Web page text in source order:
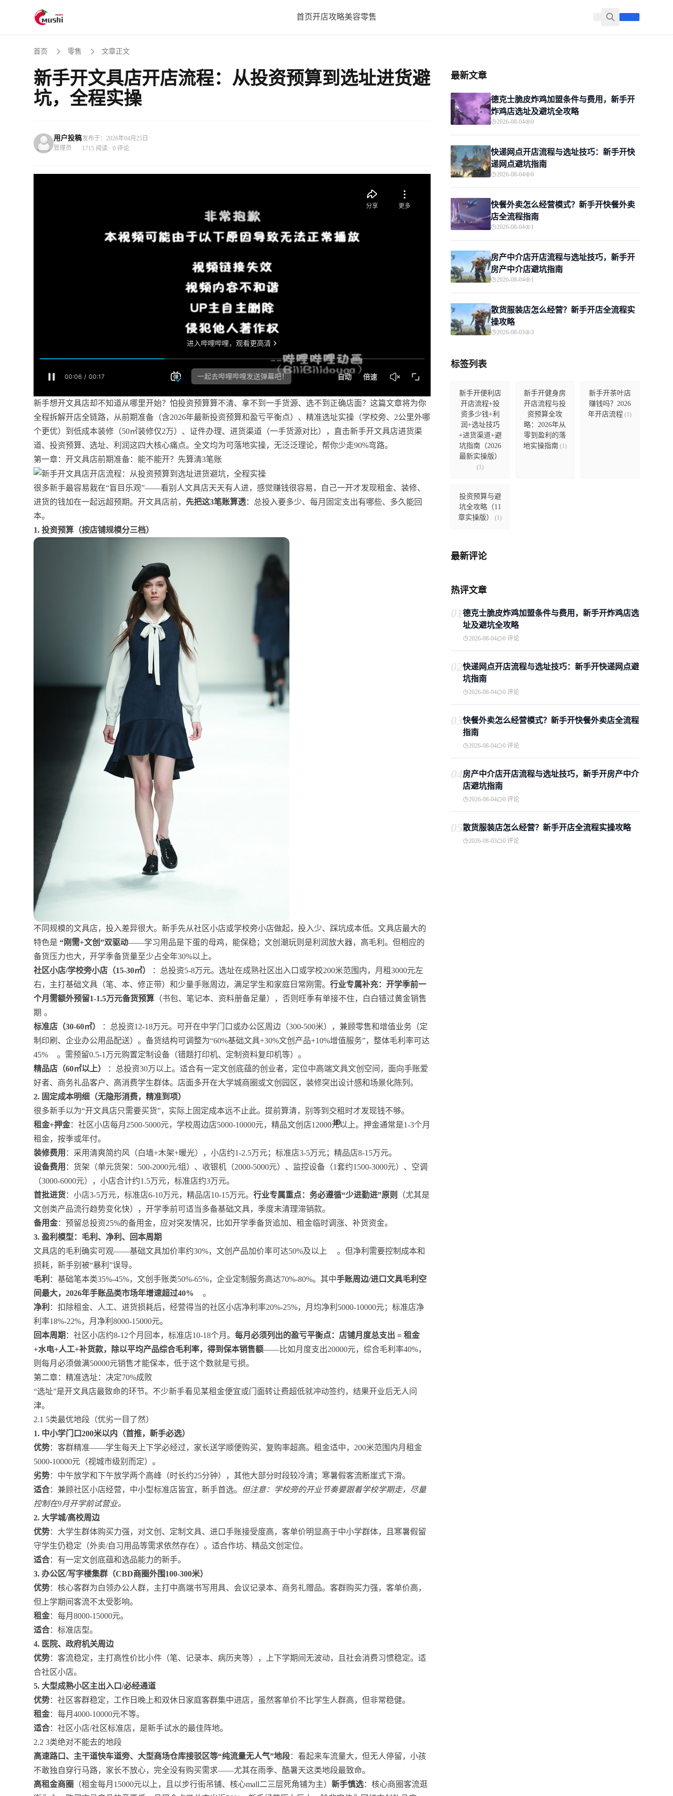
首页开店攻略美容零售
首页 零售 文章正文
新手开文具店开店流程：从投资预算到选址进货避
坑，全程实操
用户投稿
管理员
发布于：2026年04月25日
1715 阅读 · 0 评论
新手想开文具店却不知道从哪里开始？怕投资预算算不清、拿不到一手货源、选不到正确店面？这篇文章将为你
全程拆解开店全链路，从前期准备（含2026年最新投资预算和盈亏平衡点）、精准选址实操（学校旁、2公里外哪
个更优）到低成本装修（50㎡装修仅2万）、证件办理、进货渠道（一手货源对比），直击新手开文具店进货渠
道、投资预算、选址、利润这四大核心痛点。全文均为可落地实操，无泛泛理论，帮你少走90%弯路。
第一章：开文具店前期准备：能不能开？先算清3笔账
很多新手最容易栽在“盲目乐观”——看别人文具店天天有人进，感觉赚钱很容易，自己一开才发现租金、装修、
进货的钱加在一起远超预期。开文具店前， 先把这3笔账算透：总投入要多少、每月固定支出有哪些、多久能回
本。
1. 投资预算（按店铺规模分三档）
不同规模的文具店，投入差异很大。新手先从社区小店或学校旁小店做起，投入少、踩坑成本低。文具店最大的
特色是“刚需+文创”双驱动——学习用品是下蛋的母鸡，能保稳；文创潮玩则是利润放大器，高毛利。但相应的
备货压力也大，开学季备货量至少占全年30%以上。
社区小店/学校旁小店（15-30㎡）
：总投资5-8万元。选址在成熟社区出入口或学校200米范围内，月租3000元左
右，主打基础文具（笔、本、修正带）和少量手账周边，满足学生和家庭日常刚需。行业专属补充：开学季前一
个月需额外预留1-1.5万元备货预算 （书包、笔记本、资料册备足量），否则旺季有单接不住，白白错过黄金销售
期 。
标准店（30-60㎡）
：总投资12-18万元。可开在中学门口或办公区周边（300-500米），兼顾零售和增值业务（定
制印刷、企业办公用品配送）。备货结构可调整为“60%基础文具+30%文创产品+10%增值服务”，整体毛利率可达
45%
1
。需预留0.5-1万元购置定制设备（错题打印机、定制资料复印机等）。
精品店（60㎡以上）
：总投资30万以上。适合有一定文创底蕴的创业者，定位中高端文具文创空间，面向手账爱
好者、商务礼品客户、高消费学生群体。店面多开在大学城商圈或文创园区，装修突出设计感和场景化陈列。
2. 固定成本明细（无隐形消费，精准到项）
很多新手以为“开文具店只需要买货”，实际上固定成本远不止此。提前算清，别等到交租时才发现钱不够。
租金+押金：社区小店每月2500-5000元，学校周边店5000-10000元，精品文创店12000元以上。押金通常是1-3个月
租金，按季或年付。
装修费用 ：采用清爽简约风（白墙+木架+暖光），小店约1-2.5万元；标准店3-5万元；精品店8-15万元。
设备费用 ：货架（单元货架：500-2000元/组）、收银机（2000-5000元）、监控设备（1套约1500-3000元）、空调
（3000-6000元），小店合计约1.5万元，标准店约3万元。
首批进货：小店3-5万元，标准店6-10万元，精品店10-15万元。行业专属重点：务必遵循“少进勤进”原则
（尤其是
文创类产品流行趋势变化快），开学季前可适当多备基础文具，季度末清理滞销款。
备用金：预留总投资25%的备用金，应对突发情况，比如开学季备货追加、租金临时调涨、补货资金。
3. 盈利模型：毛利、净利、回本周期
文具店的毛利确实可观——基础文具加价率约30%，文创产品加价率可达50%及以上
10
。但净利需要控制成本和
损耗，新手别被“暴利”误导。
毛利 ：基础笔本类35%-45%，文创手账类50%-65%，企业定制服务高达70%-80%。其中手账周边/进口文具毛利空
间最大，2026年手账品类市场年增速超过40%
1
。
净利 ：扣除租金、人工、进货损耗后，经营得当的社区小店净利率20%-25%，月均净利5000-10000元；标准店净
利率18%-22%，月净利8000-15000元。
回本周期 ：社区小店约8-12个月回本，标准店10-18个月。每月必须列出的盈亏平衡点：店铺月度总支出 = 租金
+水电+人工+补货款，除以平均产品综合毛利率，得到保本销售额——比如月度支出20000元，综合毛利率40%，
则每月必须做满50000元销售才能保本，低于这个数就是亏损。
第二章：精准选址：决定70%成败
“选址”是开文具店最致命的环节。不少新手看见某租金便宜或门面转让费超低就冲动签约，结果开业后无人问
津。
2.1 5类最优地段（优劣一目了然）
1. 中小学门口200米以内（首推，新手必选）
优势：客群精准——学生每天上下学必经过，家长送学顺便购买，复购率超高。租金适中，200米范围内月租金
5000-10000元（视城市级别而定）。
劣势：中午放学和下午放学两个高峰（时长约25分钟），其他大部分时段较冷清；寒暑假客流断崖式下滑。
适合：兼顾社区小店经营，中小型标准店皆宜，新手首选。
但注意：学校旁的开业节奏要跟着学校学期走，尽量
控制在9月开学前试营业。
2. 大学城/高校周边
优势：大学生群体购买力强，对文创、定制文具、进口手账接受度高，客单价明显高于中小学群体，且寒暑假留
守学生仍稳定（外卖/自习用品等需求依然存在）。适合作坊、精品文创定位。
适合：有一定文创底蕴和选品能力的新手。
3. 办公区/写字楼集群（CBD商圈外围100-300米）
优势：核心客群为白领办公人群，主打中高端书写用具、会议记录本、商务礼赠品。客群购买力强，客单价高，
但上学期间客流不太受影响。
租金：每月8000-15000元。
适合：标准店型。
4. 医院、政府机关周边
优势：客流稳定，主打高性价比小件（笔、记录本、病历夹等），上下学期间无波动，且社会消费习惯稳定。适
合社区小店。
5. 大型成熟小区主出入口/必经通道
优势：社区客群稳定，工作日晚上和双休日家庭客群集中进店，虽然客单价不比学生人群高，但非常稳健。
租金：每月4000-10000元不等。
适合：社区小店/社区标准店，是新手试水的最佳阵地。
2.2 3类绝对不能去的地段
高速路口、主干道快车道旁、大型商场仓库接驳区等“纯流量无人气”地段：看起来车流量大，但无人停留，小孩
不敢独自穿行马路，家长不放心，完全没有购买需求——尤其在雨季、酷暑天这类地段最致命。
高租金商圈
（租金每月15000元以上，且以步行街吊铺、核心mall二三层死角铺为主）新手慎选：核心商圈客流逛
10
10
10
10
最新文章
德克士脆皮炸鸡加盟条件与费用，新手开
炸鸡店选址及避坑全攻略
2026-08-04 0
快递网点开店流程与选址技巧：新手开快
递网点避坑指南
2026-08-04 0
快餐外卖怎么经营模式？新手开快餐外卖
店全流程指南
2026-08-04 1
房产中介店开店流程与选址技巧，新手开
房产中介店避坑指南
2026-08-04 1
散货服装店怎么经营？新手开店全流程实
操攻略
2026-08-03 3
标签列表
新手开便利店
开店流程+投
资多少钱+利
润+选址技巧
+进货渠道+避
坑指南（2026
最新实操版）
(1)
新手开健身房
开店流程与投
资预算全攻
略：2026年从
零到盈利的落
地实操指南 (1)
新手开茶叶店
赚钱吗？2026
年开店流程 (1)
投资预算与避
坑全攻略（11
章实操版）
(1)
最新评论
热评文章
01德克士脆皮炸鸡加盟条件与费用，新手开炸鸡店选
址及避坑全攻略
2026-08-04 0 评论
02快递网点开店流程与选址技巧：新手开快递网点避
坑指南
2026-08-04 0 评论
03快餐外卖怎么经营模式？新手开快餐外卖店全流程
指南
2026-08-04 0 评论
04房产中介店开店流程与选址技巧，新手开房产中介
店避坑指南
2026-08-04 0 评论
05散货服装店怎么经营？新手开店全流程实操攻略
2026-08-03 0 评论